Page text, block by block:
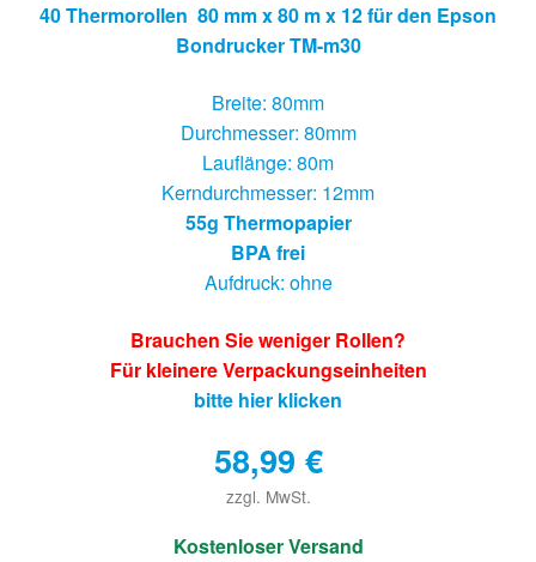
40 Thermorollen 80 mm x 80 m x 12 für den Epson
Bondrucker TM-m30
Breite: 80mm
Durchmesser: 80mm
Lauflänge: 80m
Kerndurchmesser: 12mm
55g Thermopapier
BPA frei
Aufdruck: ohne
Brauchen Sie weniger Rollen?
Für kleinere Verpackungseinheiten
bitte hier klicken
58,99 €
zzgl. MwSt.
€
Kostenloser Versand